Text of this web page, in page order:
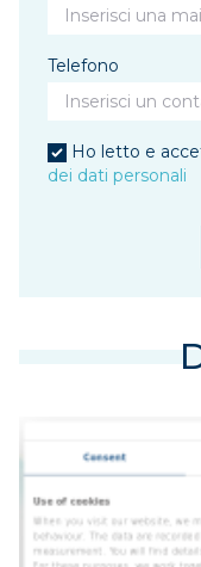
Telefono
Ho letto e
dei dati personali